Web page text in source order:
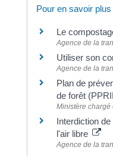
Pour en savoir plus
Le
Agence de la
Utiliser son
Agence de la
Plan de
de forêt
Ministère chargé
Interdiction
l'air libre
Agence de la